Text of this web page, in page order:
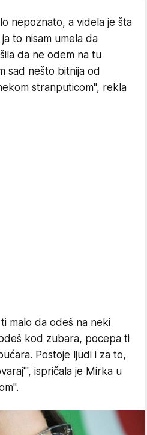
nepoznato, a videla je šta
to nisam umela da
da ne odem na tu
sad nešto bitnija od
stranputicom", rekla
malo da odeš na neki
kod zubara, pocepa ti
Postoje ljudi i za to,
ispričala je Mirka u